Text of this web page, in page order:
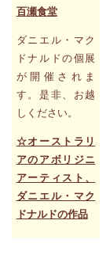
百瀬食堂
ダニエル・マク
ドナルドの個展
が開催されま
す。是非、お越
しください。
☆オーストラリ
アのアボリジニ
アーティスト、
ダニエル・マク
ドナルドの作品